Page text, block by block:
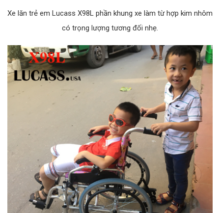
Xe lăn trẻ em Lucass X98L phần khung xe làm từ hợp kim nhôm
có trọng lượng tương đối nhẹ.